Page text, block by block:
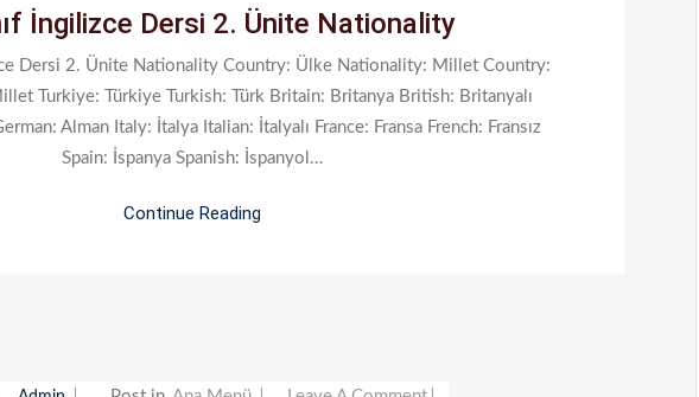
Ünite
İngilizce Dersi 2. Ünite Nationality
Dersi 2. Ünite Nationality Country: Ülke Nationality: Millet Country:
Turkiye: Türkiye Turkish: Türk Britain: Britanya British: Britanyalı
Alman Italy: İtalya Italian: İtalyalı France: Fransa French: Fransız
Spain: İspanya Spanish: İspanyol…
Continue Reading